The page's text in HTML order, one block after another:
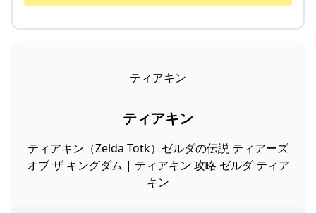
ティアキン
ティアキン
ティアキン（Zelda Totk）ゼルダの伝説 ティアーズ
オブ ザ キングダム | ティアキン 攻略 ゼルダ ティア
キン